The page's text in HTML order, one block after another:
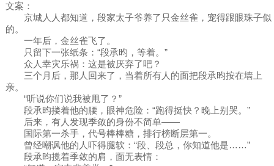
文案：
京城人人都知道，段家太子爷养了只金丝雀，宠得跟眼珠子似
的。
一年后，金丝雀飞了。
只留下一张纸条：“段承昀，等着。”
众人幸灾乐祸：这是被厌弃了吧？
三个月后，那人回来了，当着所有人的面把段承昀按在墙上
亲。
“听说你们说我被甩了？”
段承昀搂着他的腰，眼神危险：“跑得挺快？晚上别哭。”
后来，有人发现季敛的身份不简单——
国际第一杀手，代号棒棒糖，排行榜断层第一。
曾经嘲讽他的人吓得腿软：“段、段总，你知道他是……”
段承昀揽着季敛的肩，面无表情：